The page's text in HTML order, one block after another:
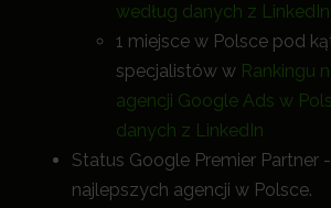
według danych z LinkedIn
1 miejsce w Polsce pod
specjalistów w Rankingu
agencji Google Ads w
danych z LinkedIn
Status Google Premier Partner
najlepszych agencji w Polsce.